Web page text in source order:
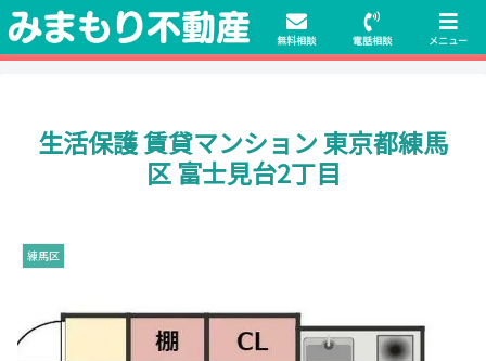
初期費用無料物件や保証人不要の物件も豊富にご用意！相談料無料でも申
請・手続きサポート付き！
生活保護 賃貸マンション 東京都練馬
区 富士見台2丁目
練馬区
無料相談 電話相談 メニュー